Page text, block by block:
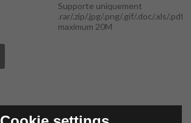
Supporte uniquement
.rar/.zip/.jpg/.png/.gif/.doc/.xls/.pdf,
maximum 20M